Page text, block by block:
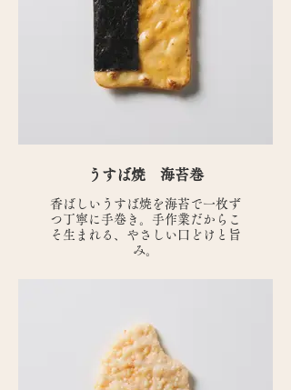
うすば焼 海苔巻
香ばしいうすば焼を海苔で一枚ず
つ丁寧に手巻き。手作業だからこ
そ生まれる、やさしい口どけと旨
み。